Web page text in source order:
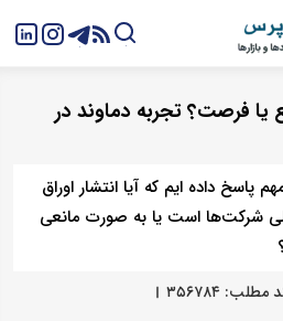
یا فرصت؟ تجربه دماوند در
داده ایم که آیا انتشار اوراق
شرکت‌ها است یا به صورت مانعی
مطلب: ۳۵۶۷۸۴